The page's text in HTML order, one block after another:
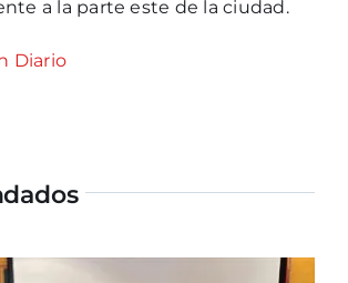
a la parte este de la ciudad.
Diario